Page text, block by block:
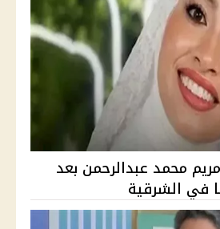
محمد عبدالرحمن بعد
في الشرقية